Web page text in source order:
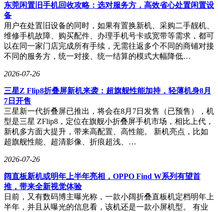
iPhone12用户则建议选择iOS26.4.2以获得稳定体验。用户升级
前建议备份重要数据，并确保设备电量充足。
东莞闲置旧手机回收攻略：选对服务方，高效省心处置闲置设
备
用户在处置旧设备的同时，如果有置换新机、采购二手靓机、
维修手机故障、购买配件、办理手机号卡或宽带等需求，都可
以在同一家门店完成所有手续，无需往返多个不同的商铺对接
不同的服务方，统一对接、统一结算的模式大幅降低…
2026-07-26
三星Z Flip8折叠屏新机来袭：超旗舰性能加持，轻薄机身8月
7日开售
三星新一代折叠屏已推出，将会在8月7日发售（已预售），机
型是三星 ZFlip8，定位在旗舰小折叠屏手机市场，相比上代，
新机多方面大提升，带来高配置、高性能。 新机亮点，比如
超旗舰性能、超清影像、折痕超浅、…
2026-07-26
阔直板新机或明年上半年亮相，OPPO Find W系列有望首
推，带来全新视觉体验
日前，又有数码博主曝光称，一款小阔折叠直板机定档明年上
半年，并且从曝光的信息看，该机还是一款小屏机型。 有业